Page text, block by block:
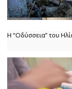
Η “Οδύσσεια” του